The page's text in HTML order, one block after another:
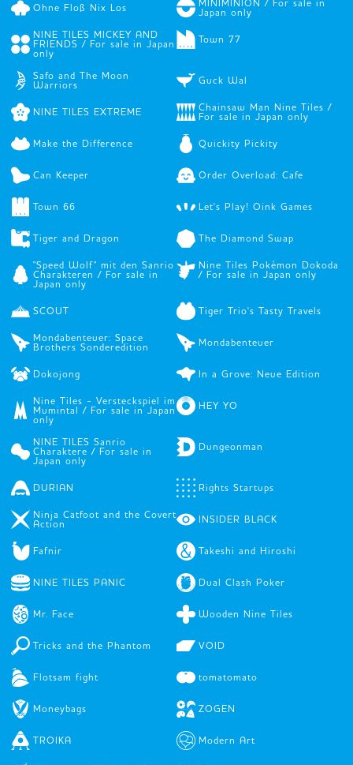
Ohne Floß Nix Los
MINIMINION / For sale in
Japan only
NINE TILES MICKEY AND
FRIENDS / For sale in Japan
only
Town 77
Safo and The Moon
Warriors
Guck Wal
NINE TILES EXTREME
Chainsaw Man Nine Tiles /
For sale in Japan only
Make the Difference Quickity Pickity
Can Keeper Order Overload: Cafe
Town 66 Let's Play! Oink Games
Tiger and Dragon The Diamond Swap
"Speed Wolf" mit den Sanrio
Charakteren / For sale in
Japan only
Nine Tiles Pokémon Dokoda
/ For sale in Japan only
SCOUT Tiger Trio's Tasty Travels
Mondabenteuer: Space
Brothers Sonderedition
Mondabenteuer
Dokojong In a Grove: Neue Edition
Nine Tiles - Versteckspiel im
Mumintal / For sale in Japan
only
HEY YO
NINE TILES Sanrio
Charaktere / For sale in
Japan only
Dungeonman
DURIAN Rights Startups
Ninja Catfoot and the Covert
Action
INSIDER BLACK
Fafnir Takeshi and Hiroshi
NINE TILES PANIC Dual Clash Poker
Mr. Face Wooden Nine Tiles
Tricks and the Phantom VOID
Flotsam fight tomatomato
Moneybags ZOGEN
TROIKA Modern Art